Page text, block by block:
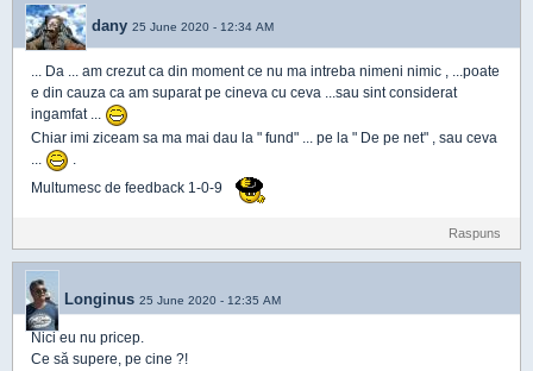
dany 25 June 2020 - 12:34 AM
... Da ... am crezut ca din moment ce nu ma intreba nimeni nimic , ...poate
e din cauza ca am suparat pe cineva cu ceva ...sau sint considerat
ingamfat ...
Chiar imi ziceam sa ma mai dau la " fund" ... pe la " De pe net" , sau ceva
...
.
Multumesc de feedback 1-0-9
Raspuns
Longinus 25 June 2020 - 12:35 AM
Nici eu nu pricep.
Ce să supere, pe cine ?!